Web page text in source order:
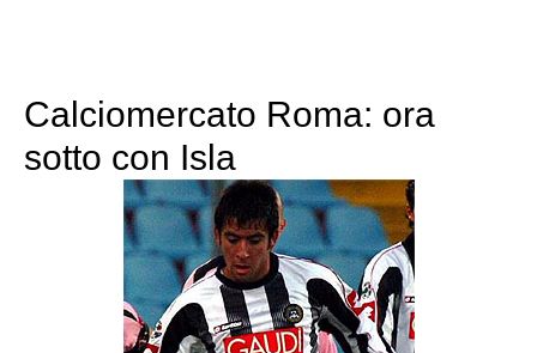
Calciomercato Roma: ora
sotto con Isla